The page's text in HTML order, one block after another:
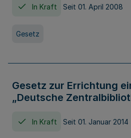
In Kraft Seit 01. April 2008
Gesetz
Gesetz zur Errichtung
„Deutsche
In Kraft Seit 01. Januar 2014